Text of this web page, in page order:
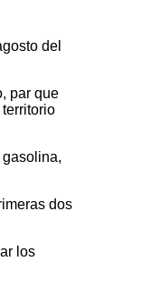
del
par que
dos
los